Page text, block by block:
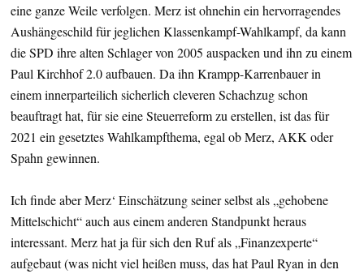
eine ganze Weile verfolgen. Merz ist ohnehin ein hervorragendes
Aushängeschild für jeglichen Klassenkampf-Wahlkampf, da kann
die SPD ihre alten Schlager von 2005 auspacken und ihn zu einem
Paul Kirchhof 2.0 aufbauen. Da ihn Krampp-Karrenbauer in
einem innerparteilich sicherlich cleveren Schachzug schon
beauftragt hat, für sie eine Steuerreform zu erstellen, ist das für
2021 ein gesetztes Wahlkampfthema, egal ob Merz, AKK oder
Spahn gewinnen.
Ich finde aber Merz‘ Einschätzung seiner selbst als „gehobene
Mittelschicht“ auch aus einem anderen Standpunkt heraus
interessant. Merz hat ja für sich den Ruf als „Finanzexperte“
aufgebaut (was nicht viel heißen muss, das hat Paul Ryan in den